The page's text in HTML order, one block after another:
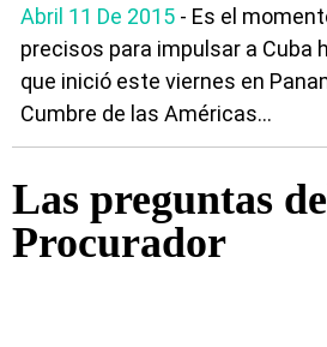
Abril 11 De 2015 - Es el
precisos para impulsar a Cuba
que inició este viernes en
Cumbre de las Américas...
Las preguntas
Procurador